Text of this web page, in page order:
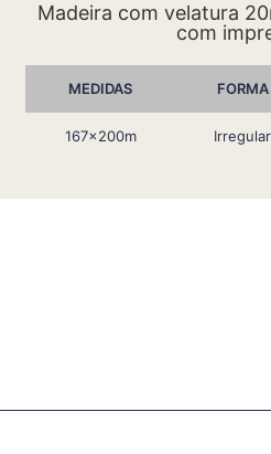
Madeira com velatura
com
MEDIDAS FORMA
167x200m Irregular